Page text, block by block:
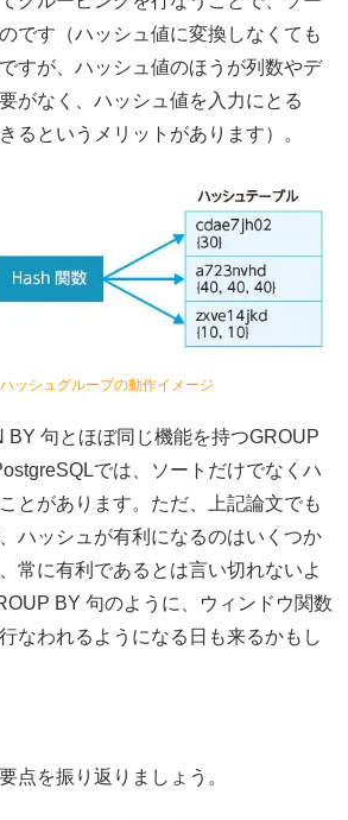
です（ハッシュ値に変換しなくても
すが、ハッシュ値のほうが列数やデ
がなく、ハッシュ値を入力にとる
るというメリットがあります）。
ッシュグループの動作イメージ
句とほぼ同じ機能を持つGROUP
では、ソートだけでなくハ
とがあります。ただ、上記論文でも
ハッシュが有利になるのはいくつか
常に有利であるとは言い切れないよ
BY 句のように、ウィンドウ関数
なわれるようになる日も来るかもし
点を振り返りましょう。